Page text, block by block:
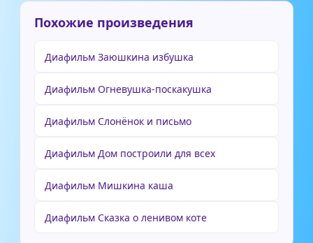
Похожие произведения
Диафильм Заюшкина избушка
Диафильм Огневушка-поскакушка
Диафильм Слонёнок и письмо
Диафильм Дом построили для всех
Диафильм Мишкина каша
Диафильм Сказка о ленивом коте